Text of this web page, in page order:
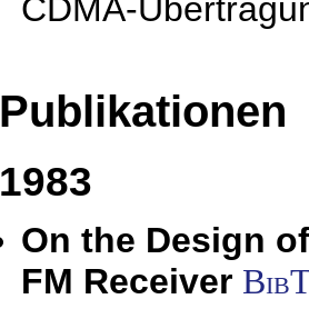
CDMA-
Publikationen
1983
On the Design
FM Receiver